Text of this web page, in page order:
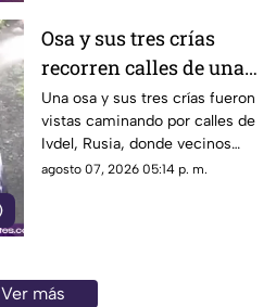
Osa y sus tres crías
recorren calles de una
ciudad en Rusia
Una osa y sus tres crías fueron
vistas caminando por calles de
Ivdel, Rusia, donde vecinos
reportan un aumento en los
agosto 07, 2026 05:14 p. m.
Ver más